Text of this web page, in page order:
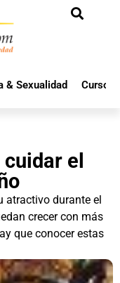
& Sexualidad Cursos
el
atractivo durante el
crecer con más
que conocer estas